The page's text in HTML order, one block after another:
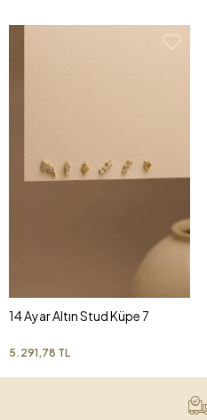
14 Ayar Altın Stud Küpe 7
5.291,78 TL